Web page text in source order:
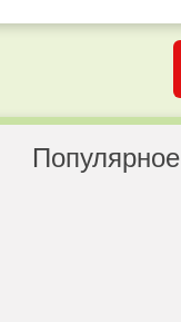
Популярное